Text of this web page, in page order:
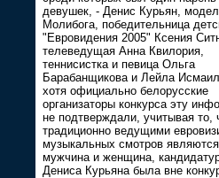
девушек, - Денис Курьян,
Молибога, победительница
"Евровидения 2005" Ксения
телеведущая Анна Квилория,
теннисистка и певица Ольга
Барабанщикова и Лейла
хотя официально белорусские
организаторы конкурса эту
не подтверждали, учитывая то,
традиционно ведущими
музыкальных смотров являются
мужчина и женщина,
Дениса Курьяна была вне